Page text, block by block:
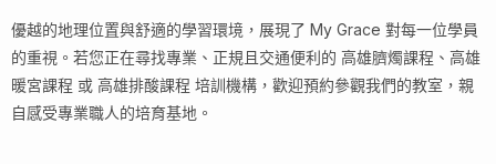
優越的地理位置與舒適的學習環境，展現了 My Grace 對每一位學員
的重視。若您正在尋找專業、正規且交通便利的 高雄臍燭課程、高雄
暖宮課程 或 高雄排酸課程 培訓機構，歡迎預約參觀我們的教室，親
自感受專業職人的培育基地。